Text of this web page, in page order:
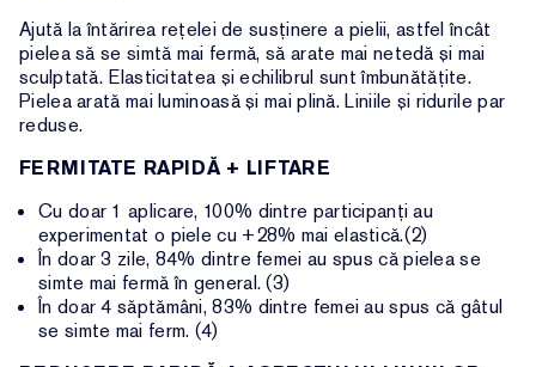
Ajută la întărirea rețelei de susținere a pielii, astfel încât
pielea să se simtă mai fermă, să arate mai netedă și mai
sculptată. Elasticitatea și echilibrul sunt îmbunătățite.
Pielea arată mai luminoasă și mai plină. Liniile și ridurile par
reduse.
FERMITATE RAPIDĂ + LIFTARE
Cu doar 1 aplicare, 100% dintre participanți au
experimentat o piele cu +28% mai elastică.(2)
În doar 3 zile, 84% dintre femei au spus că pielea se
simte mai fermă în general. (3)
În doar 4 săptămâni, 83% dintre femei au spus că gâtul
se simte mai ferm. (4)